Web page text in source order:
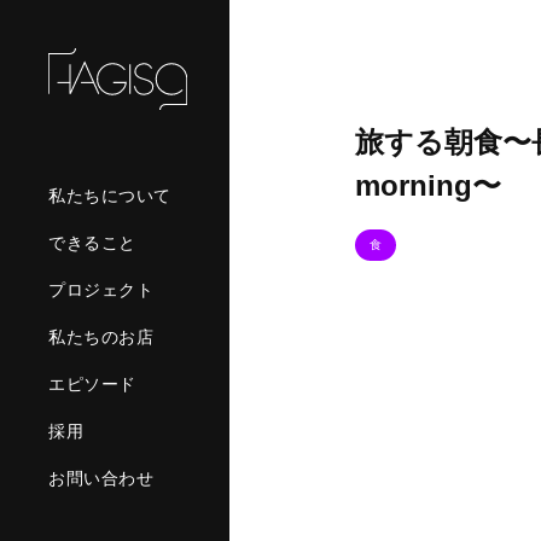
私たちについて
できること
プロジェクト
私たちのお店
エピソード
採用
お問い合わせ
旅する朝食〜
morning〜
食